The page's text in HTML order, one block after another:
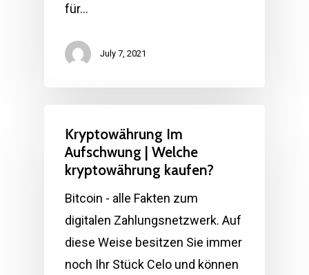
für…
July 7, 2021
Kryptowährung Im
Aufschwung | Welche
kryptowährung kaufen?
Bitcoin - alle Fakten zum
digitalen Zahlungsnetzwerk. Auf
diese Weise besitzen Sie immer
noch Ihr Stück Celo und können